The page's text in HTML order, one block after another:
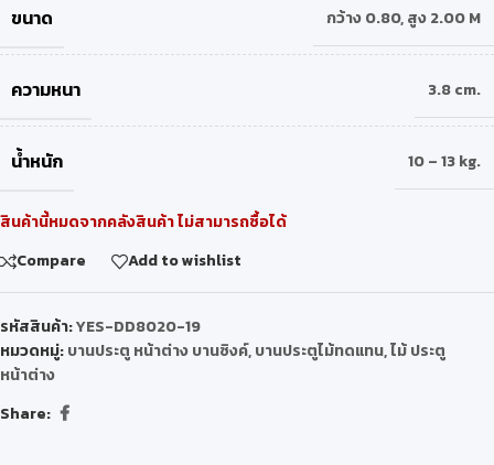
ขนาด กว้าง 0.80,สูง 2.00 M
ความหนา 3.8 cm.
น้ำหนัก 10 – 13 kg.
สินค้านี้หมดจากคลังสินค้า ไม่สามารถซื้อได้
Compare
Add to wishlist
รหัสสินค้า:YES-DD8020-19
หมวดหมู่:บานประตู หน้าต่าง บานซิงค์,บานประตูไม้ทดแทน,ไม้ ประตู
หน้าต่าง
Share: